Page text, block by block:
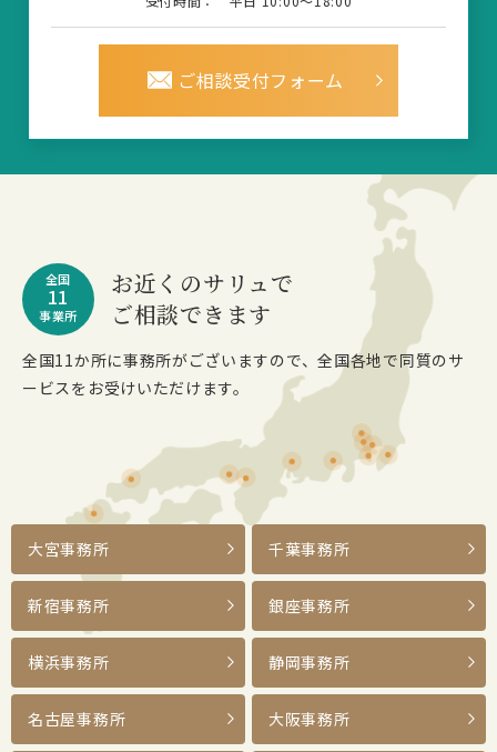
ご相談受付フォーム
全国
11
事業所
お近くのサリュで
ご相談できます
全国11か所に事務所がございますので、全国各地で同質のサ
ービスをお受けいただけます。
大宮事務所 千葉事務所
新宿事務所 銀座事務所
横浜事務所 静岡事務所
名古屋事務所 大阪事務所